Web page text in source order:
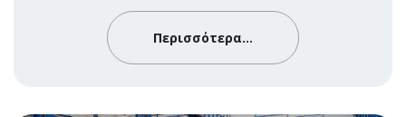
Περισσότερα...